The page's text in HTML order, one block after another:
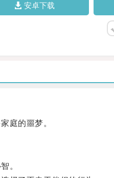
安卓下载
庭的噩梦。
。